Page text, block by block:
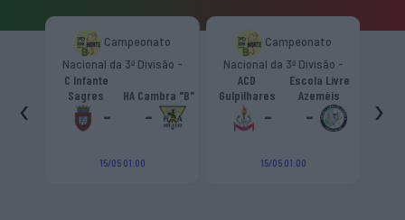
Campeonato
Nacional da 3ª Divisão -
Zona Norte “B”
C Infante
Sagres
-
HA Cambra "B"
-
15/05 01:00
Campeonato
Nacional da 3ª Divisão -
Zona Norte “B”
ACD
Gulpilhares
-
Escola Livre
Azeméis
-
15/05 01:00
‹ ›